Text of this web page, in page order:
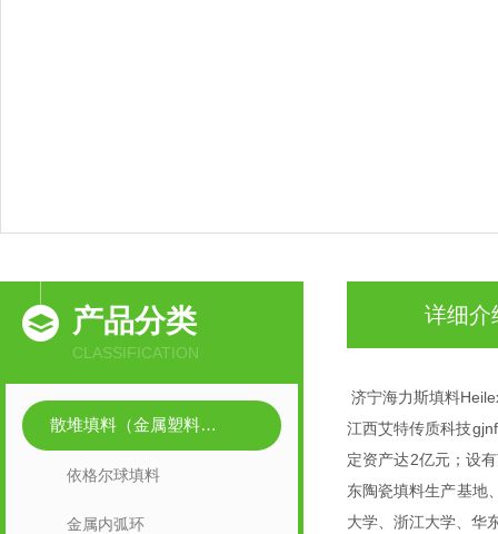
产品分类
CLASSIFICATION
散堆填料（金属塑料陶瓷）
依格尔球填料
金属内弧环
详细介
济宁海力斯填料
江西艾特传质科技
定资产达2亿元；设
东陶瓷填料生产基地
大学、浙江大学、华